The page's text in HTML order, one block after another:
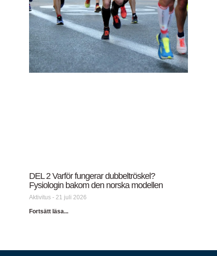
DEL 2 Varför fungerar dubbeltröskel?
Fysiologin bakom den norska modellen
Aktivitus 21 juli 2026
Fortsätt läsa...